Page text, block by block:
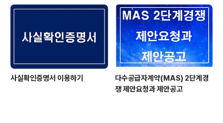
사실확인증명서 이용하기
다수공급자계약(MAS) 2단계경
쟁 제안요청과 제안공고